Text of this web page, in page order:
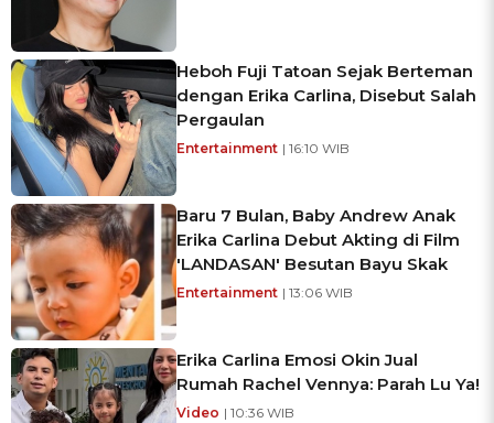
Heboh Fuji Tatoan Sejak Berteman
dengan Erika Carlina, Disebut Salah
Pergaulan
Entertainment | 16:10 WIB
Baru 7 Bulan, Baby Andrew Anak
Erika Carlina Debut Akting di Film
'LANDASAN' Besutan Bayu Skak
Entertainment | 13:06 WIB
Erika Carlina Emosi Okin Jual
Rumah Rachel Vennya: Parah Lu Ya!
Video | 10:36 WIB